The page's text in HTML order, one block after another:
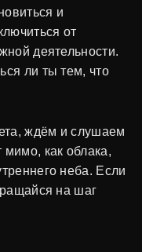
и
от
деятельности.
ли ты тем, что
ждём и слушаем
как облака,
неба. Если
на шаг